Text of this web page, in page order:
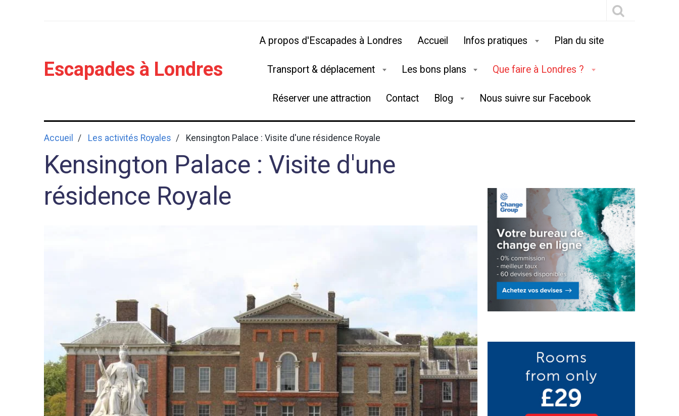
Escapades à Londres
A propos d'Escapades à Londres Accueil Infos pratiques Plan du site
Transport & déplacement Les bons plans Que faire à Londres ?
Réserver une attraction Contact Blog Nous suivre sur Facebook
Accueil Les activités Royales Kensington Palace : Visite d'une résidence Royale
Kensington Palace : Visite d'une
résidence Royale